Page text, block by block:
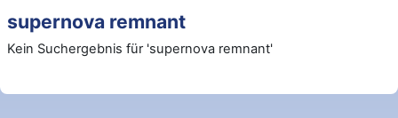
supernova remnant
Kein Suchergebnis für 'supernova remnant'